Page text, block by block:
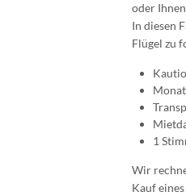
oder
In diesen
Flügel zu
1
Wir
Kauf